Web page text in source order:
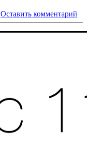
Оставить комментарий